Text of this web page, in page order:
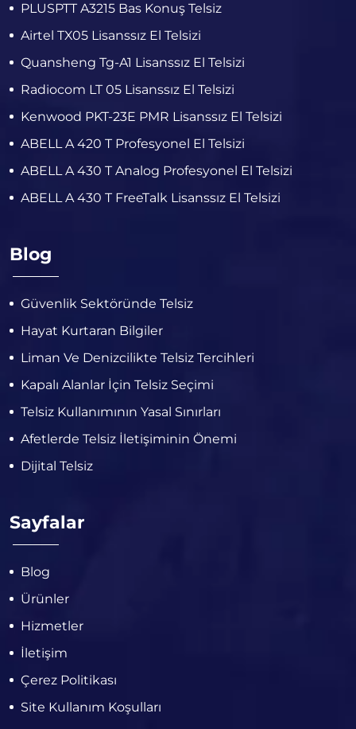
PLUSPTT A3215 Bas Konuş Telsiz
Airtel TX05 Lisanssız El Telsizi
Quansheng Tg-A1 Lisanssız El Telsizi
Radiocom LT 05 Lisanssız El Telsizi
Kenwood PKT-23E PMR Lisanssız El Telsizi
ABELL A 420 T Profesyonel El Telsizi
ABELL A 430 T Analog Profesyonel El Telsizi
ABELL A 430 T FreeTalk Lisanssız El Telsizi
Blog
Güvenlik Sektöründe Telsiz
Hayat Kurtaran Bilgiler
Liman Ve Denizcilikte Telsiz Tercihleri
Kapalı Alanlar İçin Telsiz Seçimi
Telsiz Kullanımının Yasal Sınırları
Afetlerde Telsiz İletişiminin Önemi
Dijital Telsiz
Sayfalar
Blog
Ürünler
Hizmetler
İletişim
Çerez Politikası
Site Kullanım Koşulları